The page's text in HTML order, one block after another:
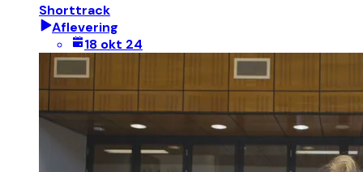
Shorttrack
Aflevering
18 okt 24